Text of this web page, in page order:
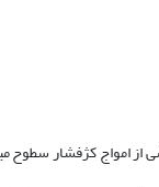
امواج کژفشار سطوح